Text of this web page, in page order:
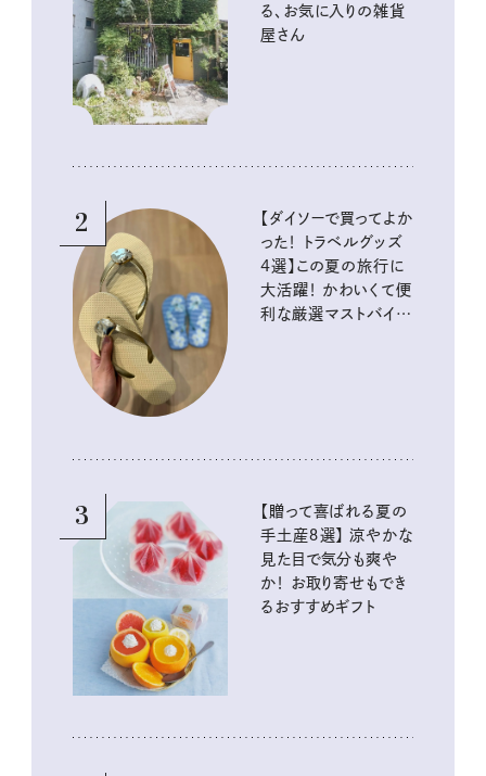
る、お気に入りの雑貨
屋さん
2
【ダイソーで買ってよか
った！ トラベルグッズ
4選】この夏の旅行に
大活躍！ かわいくて便
利な厳選マストバイア
3
【贈って喜ばれる夏の
手土産８選】 涼やかな
見た目で気分も爽や
か！ お取り寄せもでき
るおすすめギフト